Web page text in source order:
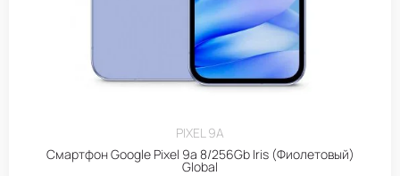
PIXEL 9A
Смартфон Google Pixel 9a 8/256Gb Iris (Фиолетовый)
Global